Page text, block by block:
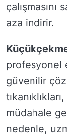
çalışmasını
aza indirir.
profesyonel
güvenilir
müdahale
nedenle,